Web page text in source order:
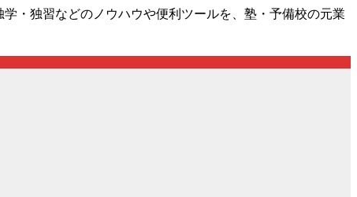
・独習などのノウハウや便利ツールを、塾・予備校の元業